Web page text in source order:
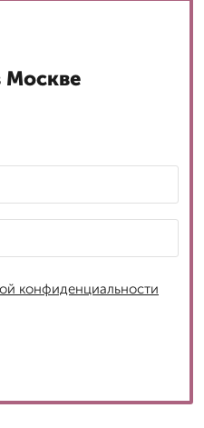
Москве
конфиденциальности